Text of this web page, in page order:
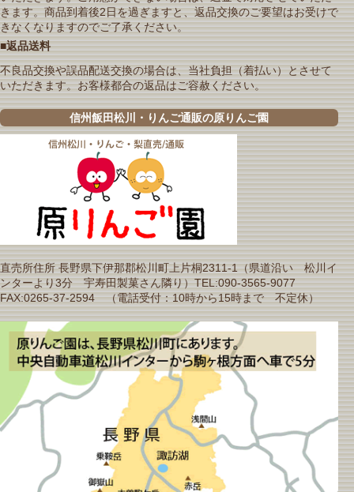
きます。商品到着後2日を過ぎますと、返品交換のご要望はお受けで
きなくなりますのでご了承ください。
■返品送料
不良品交換や誤品配送交換の場合は、当社負担（着払い）とさせて
いただきます。お客様都合の返品はご容赦ください。
信州飯田松川・りんご通販の原りんご園
直売所住所 長野県下伊那郡松川町上片桐2311-1（県道沿い 松川イ
ンターより3分 宇寿田製菓さん隣り）TEL:090-3565-9077
FAX:0265-37-2594 （電話受付：10時から15時まで 不定休）